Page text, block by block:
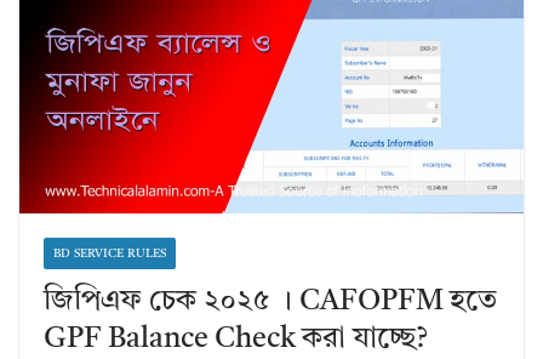
BD SERVICE RULES
জিপিএফ চেক ২০২৫ । CAFOPFM হতে
GPF Balance Check করা যাচ্ছে?